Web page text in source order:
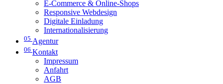
E-Commerce & Online-Shops
Responsive Webdesign
Digitale Einladung
Internationalisierung
05 Agentur
06 Kontakt
Impressum
Anfahrt
AGB